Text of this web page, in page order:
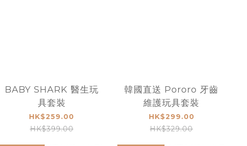
BABY SHARK 醫生玩
具套裝
HK$259.00
HK$399.00
韓國直送 Pororo 牙齒
維護玩具套裝
HK$299.00
HK$329.00